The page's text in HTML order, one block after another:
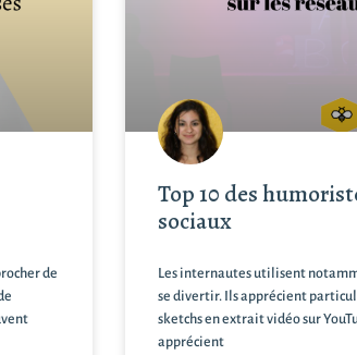
de
Top 10 des
sociaux
Les internautes utilisent
se divertir. Ils apprécient
sketchs en extrait vidéo sur
apprécient